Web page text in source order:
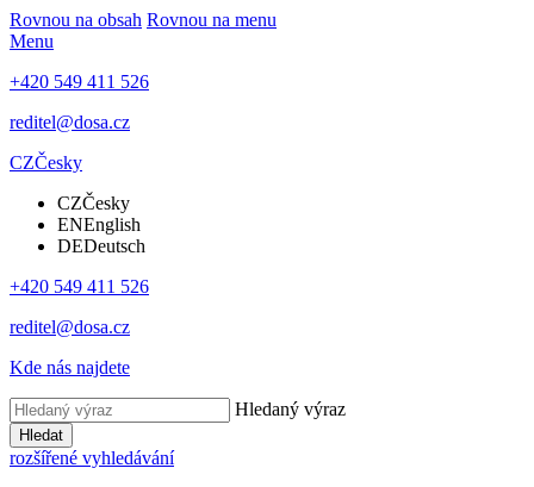
Rovnou na obsah Rovnou na menu
Menu
+420 549 411 526
reditel@dosa.cz
CZČesky
CZČesky
ENEnglish
DEDeutsch
+420 549 411 526
reditel@dosa.cz
Kde nás najdete
Hledaný výraz
Hledat
rozšířené vyhledávání